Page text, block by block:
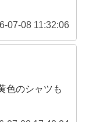
07-08 11:32:06
色のシャツも